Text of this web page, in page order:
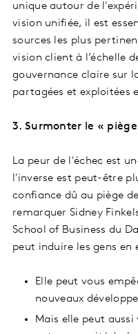
unique autour de
vision unifiée, il est
sources les plus
vision client à l’échelle
gouvernance claire sur
partagées et exploitées
3. Surmonter le «
La peur de l'échec est
l'inverse est peut-être
confiance dû au piège
remarquer Sidney
School of Business du
peut induire les gens en
Elle peut vous
nouveaux
Mais elle peut